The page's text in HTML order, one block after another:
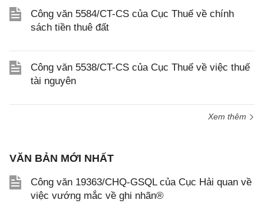
Công văn 5584/CT-CS của Cục Thuế về chính
sách tiền thuê đất
Công văn 5538/CT-CS của Cục Thuế về việc thuế
tài nguyên
Xem thêm
VĂN BẢN MỚI NHẤT
Công văn 19363/CHQ-GSQL của Cục Hải quan về
việc vướng mắc về ghi nhãn®